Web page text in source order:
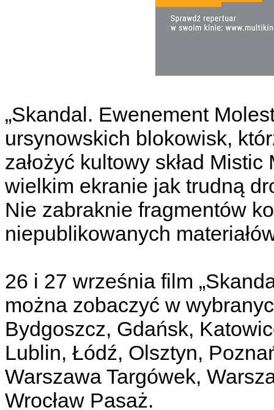
„Skandal. Ewenement
ursynowskich blokowisk,
założyć kultowy skład
wielkim ekranie jak trudną
Nie zabraknie fragmentów
niepublikowanych
26 i 27 września film
można zobaczyć w
Bydgoszcz, Gdańsk,
Lublin, Łódź, Olsztyn,
Warszawa Targówek,
Wrocław Pasaż.